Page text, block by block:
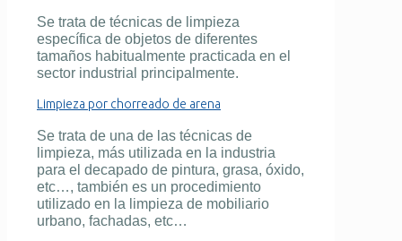
Se trata de técnicas de limpieza
específica de objetos de diferentes
tamaños habitualmente practicada en el
sector industrial principalmente.
Limpieza por chorreado de arena
Se trata de una de las técnicas de
limpieza, más utilizada en la industria
para el decapado de pintura, grasa, óxido,
etc…, también es un procedimiento
utilizado en la limpieza de mobiliario
urbano, fachadas, etc…